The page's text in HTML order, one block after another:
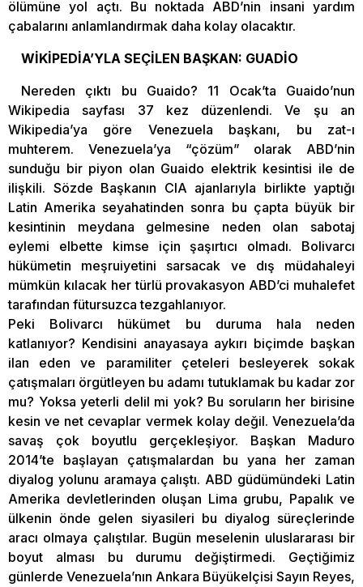
ölümüne yol açtı. Bu noktada ABD’nin insani yardım
çabalarını anlamlandırmak daha kolay olacaktır.
WİKİPEDİA’YLA SEÇİLEN BAŞKAN: GUADİO
Nereden çıktı bu Guaido? 11 Ocak’ta Guaido’nun
Wikipedia sayfası 37 kez düzenlendi. Ve şu an
Wikipedia’ya göre Venezuela başkanı, bu zat-ı
muhterem. Venezuela’ya “çözüm” olarak ABD’nin
sunduğu bir piyon olan Guaido elektrik kesintisi ile de
ilişkili. Sözde Başkanın CIA ajanlarıyla birlikte yaptığı
Latin Amerika seyahatinden sonra bu çapta büyük bir
kesintinin meydana gelmesine neden olan sabotaj
eylemi elbette kimse için şaşırtıcı olmadı. Bolivarcı
hükümetin meşruiyetini sarsacak ve dış müdahaleyi
mümkün kılacak her türlü provakasyon ABD’ci muhalefet
tarafından fütursuzca tezgahlanıyor.
Peki Bolivarcı hükümet bu duruma hala neden
katlanıyor? Kendisini anayasaya aykırı biçimde başkan
ilan eden ve paramiliter çeteleri besleyerek sokak
çatışmaları örgütleyen bu adamı tutuklamak bu kadar zor
mu? Yoksa yeterli delil mi yok? Bu soruların her birisine
kesin ve net cevaplar vermek kolay değil. Venezuela’da
savaş çok boyutlu gerçekleşiyor. Başkan Maduro
2014’te başlayan çatışmalardan bu yana her zaman
diyalog yolunu aramaya çalıştı. ABD güdümündeki Latin
Amerika devletlerinden oluşan Lima grubu, Papalık ve
ülkenin önde gelen siyasileri bu diyalog süreçlerinde
aracı olmaya çalıştılar. Bugün meselenin uluslararası bir
boyut alması bu durumu değiştirmedi. Geçtiğimiz
günlerde Venezuela’nın Ankara Büyükelçisi Sayın Reyes,